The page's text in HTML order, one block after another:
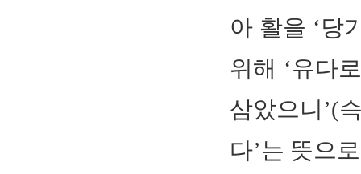
아 활을 ‘당
위해 ‘유다
삼았으니’(
다’는 뜻으